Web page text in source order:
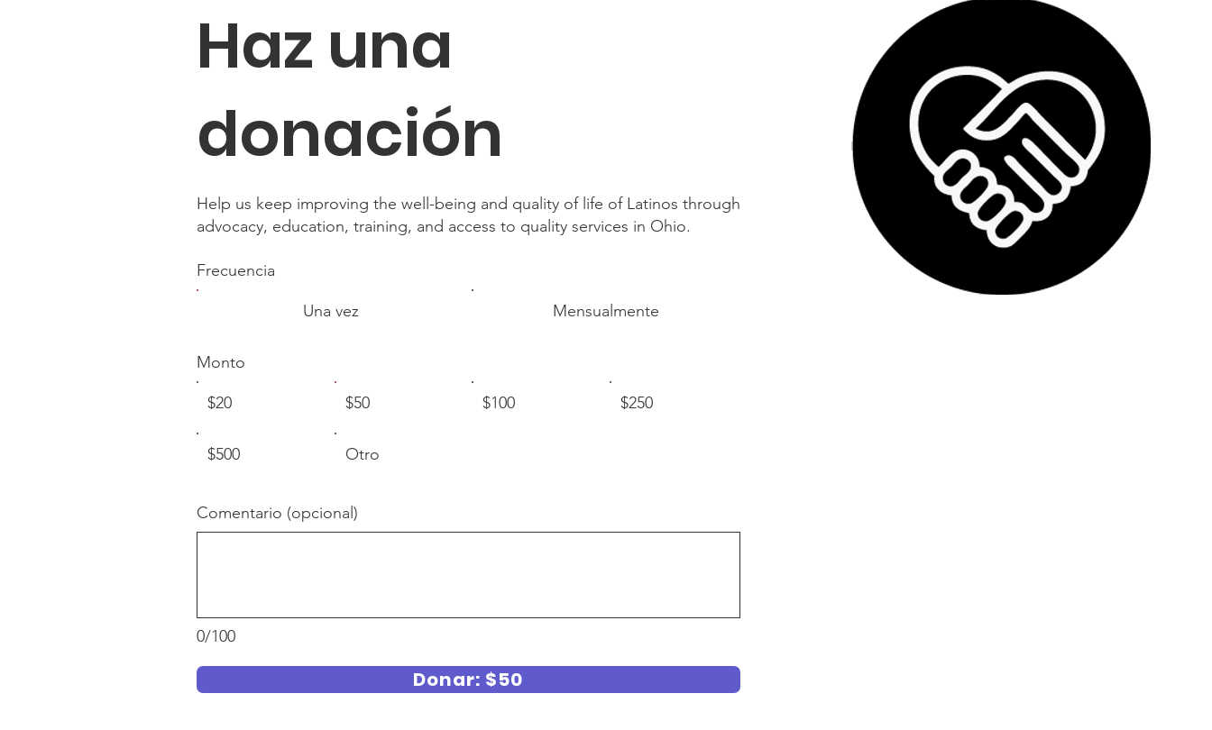
Haz una
donación
Help us keep improving the well-being and quality of life of Latinos through
advocacy, education, training, and access to quality services in Ohio.
Frecuencia
Una vez Mensualmente
Monto
$20 $50 $100 $250
$500 Otro
0/100
Comentario (opcional)
Donar: $50